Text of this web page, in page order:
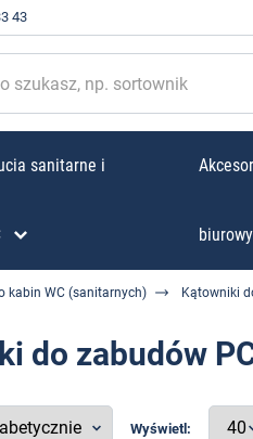
43
sanitarne i
kabin WC (sanitarnych) Kątowniki
do zabudów
Wyświetl: